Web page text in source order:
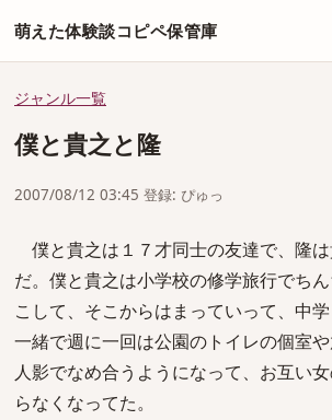
萌えた体験談コピペ保管庫
ジャンル一覧
僕と貴之と隆
2007/08/12 03:45 登録: ぴゅっ
僕と貴之は１７才同士の友達で、隆
だ。僕と貴之は小学校の修学旅行でち
こして、そこからはまっていって、中
一緒で週に一回は公園のトイレの個室
人影でなめ合うようになって、お互い
らなくなってた。